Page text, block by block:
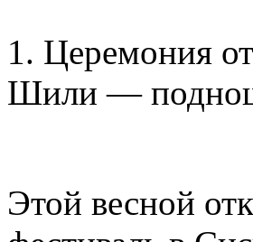
1. Церемония
Шили —
Этой весной